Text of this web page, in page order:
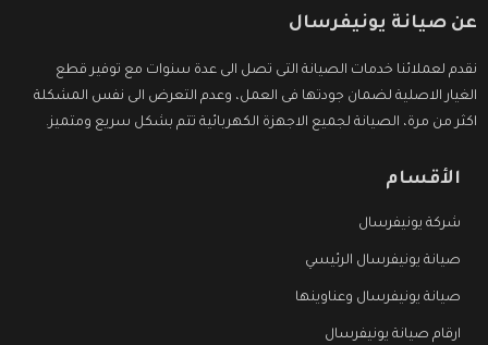
عن صيانة يونيفرسال
نقدم لعملائنا خدمات الصيانة التى تصل الى عدة سنوات مع توفير قطع
الغيار الاصلية لضمان جودتها فى العمل، وعدم التعرض الى نفس المشكلة
اكثر من مرة، الصيانة لجميع الاجهزة الكهربائية تتم بشكل سريع ومتميز.
الأقسام
شركة يونيفرسال
صيانة يونيفرسال الرئيسي
صيانة يونيفرسال وعناوينها
ارقام صيانة يونيفرسال